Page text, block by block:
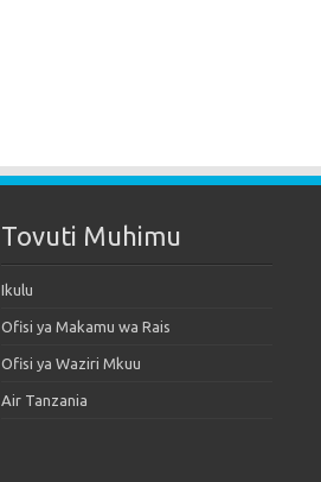
Tovuti Muhimu
Ikulu
Ofisi ya Makamu wa Rais
Ofisi ya Waziri Mkuu
Air Tanzania